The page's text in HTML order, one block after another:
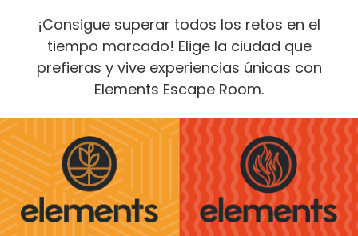
¡Consigue superar todos los retos en el
tiempo marcado! Elige la ciudad que
prefieras y vive experiencias únicas con
Elements Escape Room.